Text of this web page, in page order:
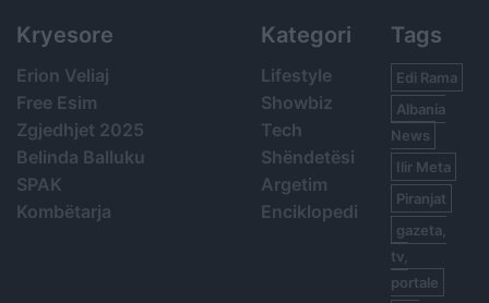
Kryesore
Erion Veliaj
Free Esim
Zgjedhjet 2025
Belinda Balluku
SPAK
Kombëtarja
Kategori
Lifestyle
Showbiz
Tech
Shëndetësi
Argetim
Enciklopedi
Tags
Edi Rama
Albania
News
Ilir Meta
Piranjat
gazeta,
tv,
portale